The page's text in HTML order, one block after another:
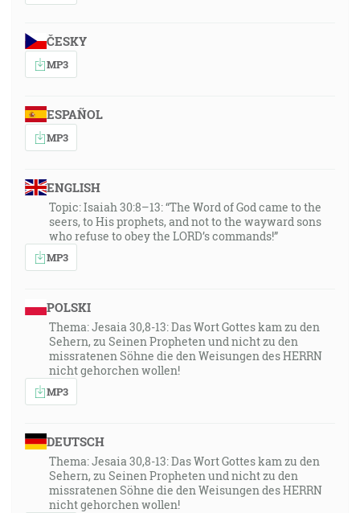
ČESKY
MP3
ESPAÑOL
MP3
ENGLISH
Topic: Isaiah 30:8–13: “The Word of God came to the
seers, to His prophets, and not to the wayward sons
who refuse to obey the LORD’s commands!”
MP3
POLSKI
Thema: Jesaia 30,8-13: Das Wort Gottes kam zu den
Sehern, zu Seinen Propheten und nicht zu den
missratenen Söhne die den Weisungen des HERRN
nicht gehorchen wollen!
MP3
DEUTSCH
Thema: Jesaia 30,8-13: Das Wort Gottes kam zu den
Sehern, zu Seinen Propheten und nicht zu den
missratenen Söhne die den Weisungen des HERRN
nicht gehorchen wollen!